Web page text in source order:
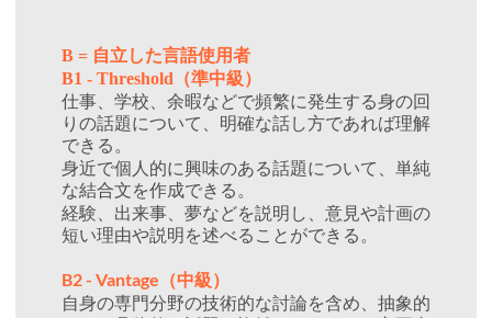
B = 自立した言語使用者
B1 - Threshold
（準中級）
仕事、学校、余暇などで頻繁に発生する身の回
りの話題について、明確な話し方であれば理解
できる。
身近で個人的に興味のある話題について、単純
な結合文を作成できる。
経験、出来事、夢などを説明し、意見や計画の
短い理由や説明を述べることができる。
B2 - Vantage （中級）
自身の専門分野の技術的な討論を含め、抽象的